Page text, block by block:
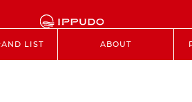
LIST ABOUT